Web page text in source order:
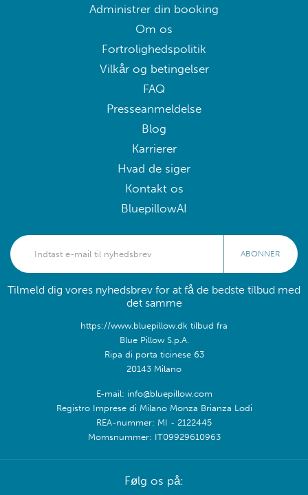
Administrer din booking
Om os
Fortrolighedspolitik
Vilkår og betingelser
FAQ
Presseanmeldelse
Blog
Karrierer
Hvad de siger
Kontakt os
BluepillowAI
ABONNER
Tilmeld dig vores nyhedsbrev for at få de bedste tilbud med
det samme
https://www.bluepillow.dk tilbud fra
Blue Pillow S.p.A.
Ripa di porta ticinese 63
20143 Milano
E-mail: info@bluepillow.com
Registro Imprese di Milano Monza Brianza Lodi
REA-nummer: MI - 2122445
Momsnummer: IT09929610963
Følg os på: